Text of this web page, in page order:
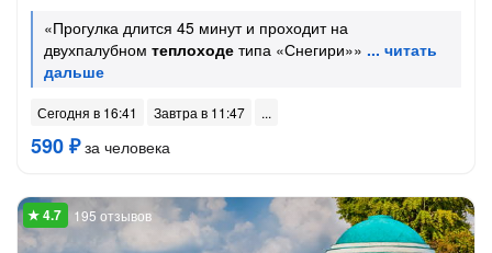
«Прогулка длится 45 минут и проходит на
двухпалубном теплоходе типа «Снегири»»
Сегодня в 16:41 Завтра в 11:47
590 ₽за человека
195 отзывов